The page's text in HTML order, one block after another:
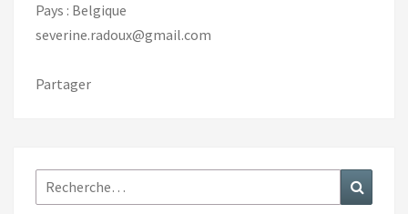
Pays : Belgique
severine.radoux@gmail.com
Partager
Rechercher :